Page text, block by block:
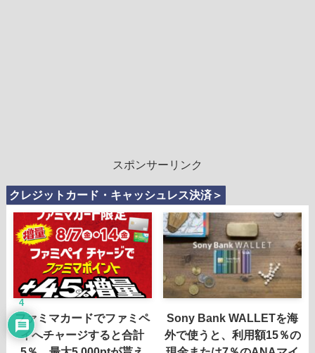
スポンサーリンク
クレジットカード・キャッシュレス決済＞
ファミマカードでファミペ
イへチャージすると合計
Sony Bank WALLETを海
外で使うと、利用額15％の
4